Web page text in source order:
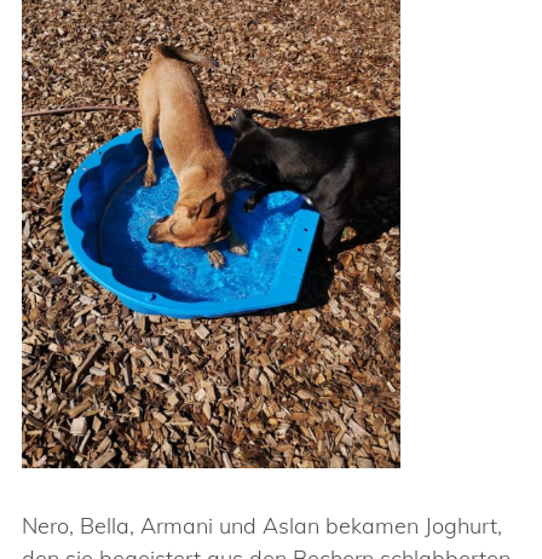
Nero, Bella, Armani und Aslan bekamen Joghurt,